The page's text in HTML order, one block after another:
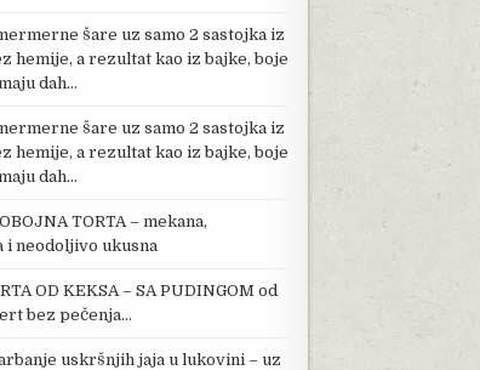
SVAKA DOMAĆICA ĆE JOJ BITI ZAHVALNA
šare uz samo 2 sastojka iz
hemije, a rezultat kao iz bajke, boje
dah…
šare uz samo 2 sastojka iz
hemije, a rezultat kao iz bajke, boje
dah…
TORTA – mekana,
i neodoljivo ukusna
OD KEKSA – SA PUDINGOM od
bez pečenja…
uskršnjih jaja u lukovini – uz